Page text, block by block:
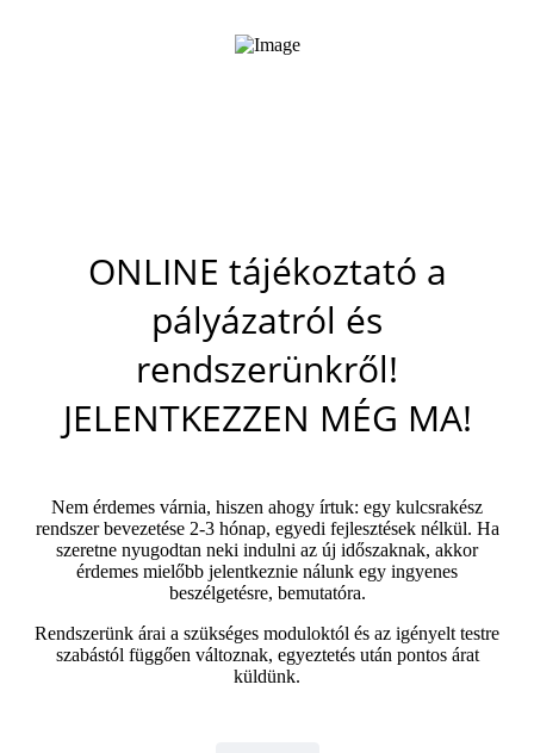
ONLINE tájékoztató a
pályázatról és
rendszerünkről!
JELENTKEZZEN MÉG MA!
Nem érdemes várnia, hiszen ahogy írtuk: egy kulcsrakész
rendszer bevezetése 2-3 hónap, egyedi fejlesztések nélkül. Ha
szeretne nyugodtan neki indulni az új időszaknak, akkor
érdemes mielőbb jelentkeznie nálunk egy ingyenes
beszélgetésre, bemutatóra.
Rendszerünk árai a szükséges moduloktól és az igényelt testre
szabástól függően változnak, egyeztetés után pontos árat
küldünk.